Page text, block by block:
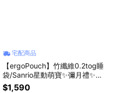
宅配商品
【ergoPouch】竹纖維0.2tog睡
袋/Sanrio星動萌寶✨彌月禮✨育
兒好物✨Kitty、Melody、大耳狗
$1,590